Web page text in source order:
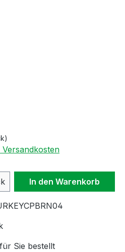
den
In den Warenkorb
Sie bestellt